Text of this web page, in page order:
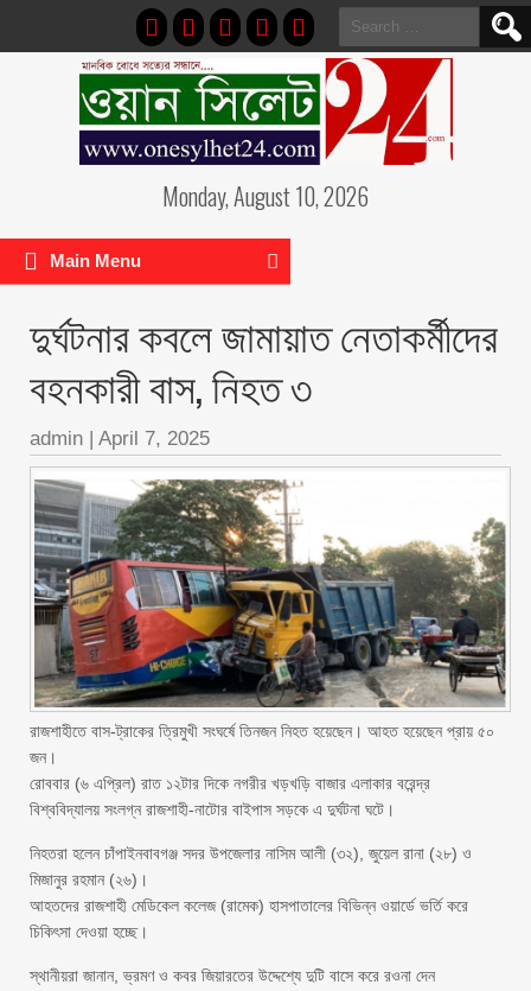
Search
for:
Monday, August 10, 2026
Main Menu
দুর্ঘটনার কবলে জামায়াত নেতাকর্মীদের
বহনকারী বাস, নিহত ৩
admin | April 7, 2025
রাজশাহীতে বাস-ট্রাকের ত্রিমুখী সংঘর্ষে তিনজন নিহত হয়েছেন। আহত হয়েছেন প্রায় ৫০
জন।
রোববার (৬ এপ্রিল) রাত ১২টার দিকে নগরীর খড়খড়ি বাজার এলাকার বরেন্দ্র
বিশ্ববিদ্যালয় সংলগ্ন রাজশাহী-নাটোর বাইপাস সড়কে এ দুর্ঘটনা ঘটে।
নিহতরা হলেন চাঁপাইনবাবগঞ্জ সদর উপজেলার নাসিম আলী (৩২), জুয়েল রানা (২৮) ও
মিজানুর রহমান (২৬)।
আহতদের রাজশাহী মেডিকেল কলেজ (রামেক) হাসপাতালের বিভিন্ন ওয়ার্ডে ভর্তি করে
চিকিৎসা দেওয়া হচ্ছে।
স্থানীয়রা জানান, ভ্রমণ ও কবর জিয়ারতের উদ্দেশ্যে দুটি বাসে করে রওনা দেন